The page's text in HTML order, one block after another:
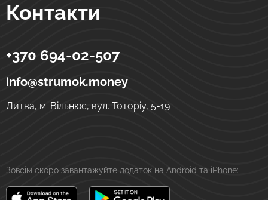
Контакти
Strumok
Грошові перекази в Україну
вул. Тоторіу, 5-19
+370 694-02-507
info@strumok.money
Литва, м. Вільнюс, вул. Тоторіу, 5-19
Зовсім скоро завантажуйте додаток на Android та iPhone: